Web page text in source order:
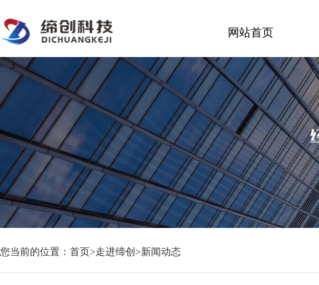
网站首页
您当前的位置： 首页>走进缔创>新闻动态